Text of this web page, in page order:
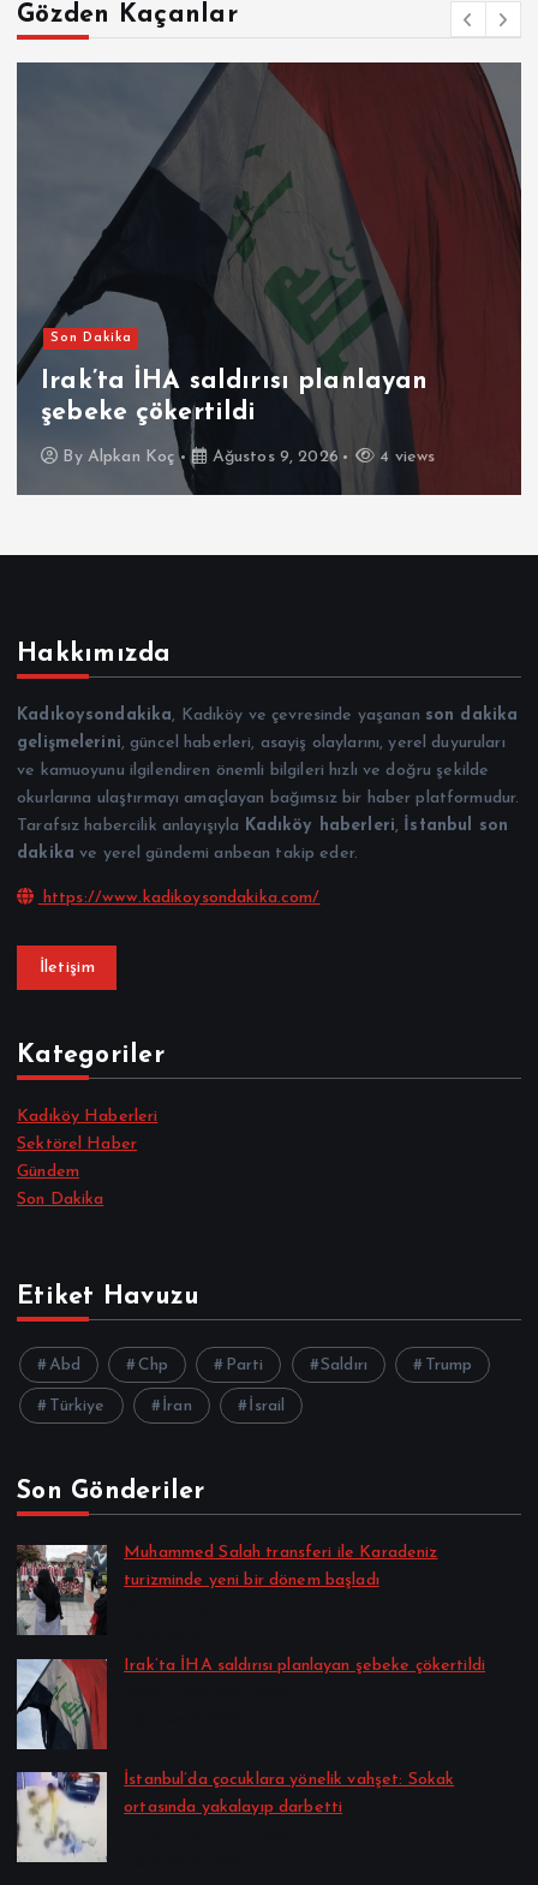
Gözden Kaçanlar
Son Dakika
Irak’ta İHA saldırısı planlayan
şebeke çökertildi
By Alpkan Koç Ağustos 9, 2026 4 views
Hakkımızda
Kadıkoysondakika, Kadıköy ve çevresinde yaşanan son dakika
gelişmelerini, güncel haberleri, asayiş olaylarını, yerel duyuruları
ve kamuoyunu ilgilendiren önemli bilgileri hızlı ve doğru şekilde
okurlarına ulaştırmayı amaçlayan bağımsız bir haber platformudur.
Tarafsız habercilik anlayışıyla Kadıköy haberleri,
İstanbul son
dakika ve yerel gündemi anbean takip eder.
https://www.kadikoysondakika.com/
İletişim
Kategoriler
Kadıköy Haberleri
Sektörel Haber
Gündem
Son Dakika
Etiket Havuzu
Abd Chp Parti Saldırı Trump
Türkiye İran İsrail
Son Gönderiler
Muhammed Salah transferi ile Karadeniz
turizminde yeni bir dönem başladı
Irak’ta İHA saldırısı planlayan şebeke çökertildi
İstanbul’da çocuklara yönelik vahşet: Sokak
ortasında yakalayıp darbetti